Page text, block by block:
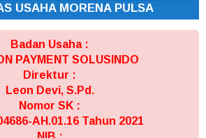
USAHA MORENA PULSA
Badan Usaha :
PAYMENT SOLUSINDO
Direktur :
Leon Devi, S.Pd.
Nomor SK :
AH.01.16 Tahun 2021